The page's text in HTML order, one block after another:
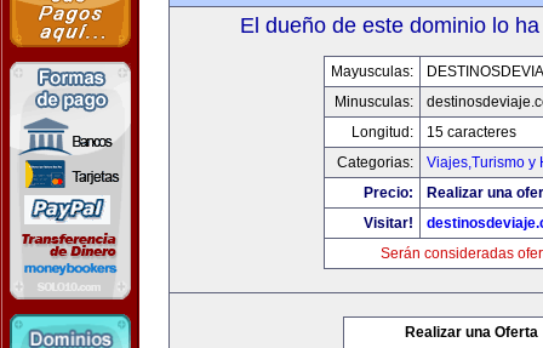
El dueño de este dominio lo
Mayusculas:
Minusculas:
Longitud:
15 caracteres
Categorias:
Viajes,Turismo y
Precio:
Realizar una
Visitar!
Serán consideradas
Realizar una Oferta